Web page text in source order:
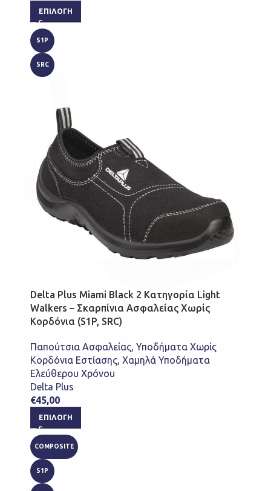
ΕΠΙΛΟΓΉ
S1P
SRC
Delta Plus Miami Black 2 Κατηγορία Light
Walkers – Σκαρπίνια Ασφαλείας Χωρίς
Κορδόνια (S1P, SRC)
Παπούτσια Ασφαλείας, Υποδήματα Χωρίς
Κορδόνια Εστίασης, Χαμηλά Υποδήματα
Ελεύθερου Χρόνου
Delta Plus
€45,00
ΕΠΙΛΟΓΉ
COMPOSITE
S1P